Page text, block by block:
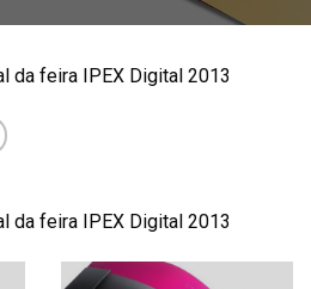
da feira IPEX Digital 2013
da feira IPEX Digital 2013